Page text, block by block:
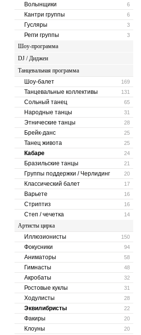
6
Волынщики
6
Кантри группы
3
Гусляры
3
Регги группы
Шоу-программа
DJ / Диджеи
Танцевальная программа
169
Шоу-балет
131
Танцевальные коллективы
65
Сольный танец
31
Народные танцы
28
Этнические танцы
25
Брейк-данс
25
Танец живота
24
Кабаре
21
Бразильские танцы
20
Группы поддержки / Черлидинг
17
Классический балет
16
Варьете
16
Стриптиз
14
Степ / чечетка
Артисты цирка
150
Иллюзионисты
94
Фокусники
58
Аниматоры
48
Гимнасты
32
Акробаты
31
Ростовые куклы
28
Ходулисты
22
Эквилибристы
20
Факиры
20
Клоуны